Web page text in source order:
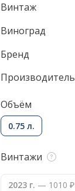
Винтаж
Виноград
Бренд
Производитель
Объём
0.75 л.
Винтажи
2023 г. — 1010 ₽